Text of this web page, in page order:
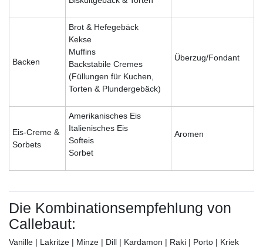
Backen
Brot & Hefegebäck
Kekse
Muffins
Backstabile Cremes
(Füllungen für Kuchen,
Torten & Plundergebäck)
Überzug/Fondant
Eis-Creme &
Sorbets
Amerikanisches Eis
Italienisches Eis
Softeis
Sorbet
Aromen
Die Kombinationsempfehlung von
Callebaut:
Vanille | Lakritze | Minze | Dill | Kardamon | Raki | Porto | Kriek